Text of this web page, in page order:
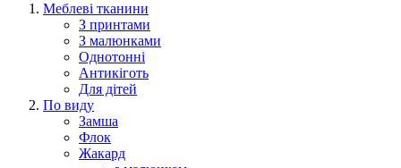
Меблеві тканини
З принтами
З малюнками
Однотонні
Антикіготь
Для дітей
По виду
Замша
Флок
Жакард